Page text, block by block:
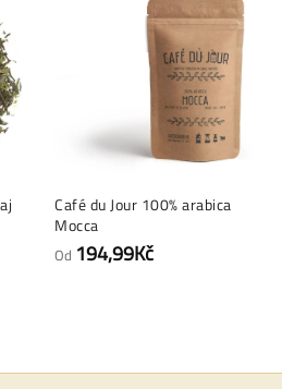
Café du Jour 100% arabica
Mocca
Od 194,99Kč